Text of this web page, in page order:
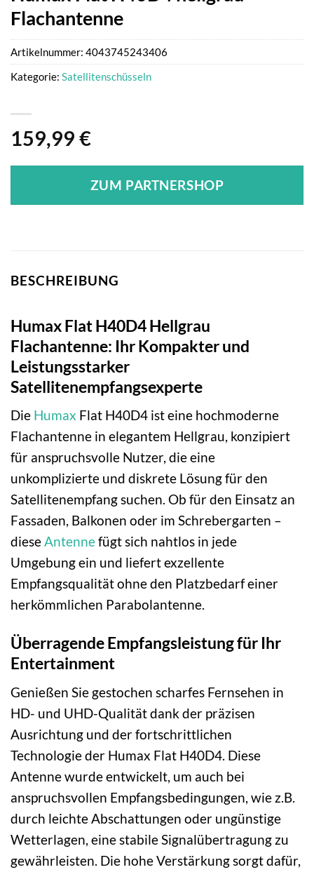
Flachantenne
159,99 €
ZUM PARTNERSHOP
Artikelnummer: 4043745243406
Kategorie: Satellitenschüsseln
BESCHREIBUNG
Humax Flat H40D4 Hellgrau
Flachantenne: Ihr Kompakter und
Leistungsstarker
Satellitenempfangsexperte
Die Humax Flat H40D4 ist eine hochmoderne
Flachantenne in elegantem Hellgrau, konzipiert
für anspruchsvolle Nutzer, die eine
unkomplizierte und diskrete Lösung für den
Satellitenempfang suchen. Ob für den Einsatz an
Fassaden, Balkonen oder im Schrebergarten –
dieseAntennefügt sich nahtlos in jede
Umgebung ein und liefert exzellente
Empfangsqualität ohne den Platzbedarf einer
herkömmlichen Parabolantenne.
Überragende Empfangsleistung für Ihr
Entertainment
Genießen Sie gestochen scharfes Fernsehen in
HD- und UHD-Qualität dank der präzisen
Ausrichtung und der fortschrittlichen
Technologie der Humax Flat H40D4. Diese
Antenne wurde entwickelt, um auch bei
anspruchsvollen Empfangsbedingungen, wie z.B.
durch leichte Abschattungen oder ungünstige
Wetterlagen, eine stabile Signalübertragung zu
gewährleisten. Die hohe Verstärkung sorgt dafür,